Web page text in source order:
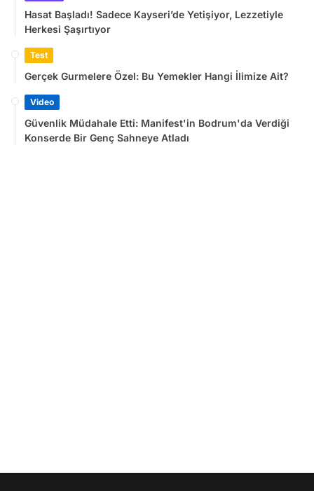
Hasat Başladı! Sadece Kayseri’de Yetişiyor, Lezzetiyle
Herkesi Şaşırtıyor
Test
Gerçek Gurmelere Özel: Bu Yemekler Hangi İlimize Ait?
Video
Güvenlik Müdahale Etti: Manifest'in Bodrum'da Verdiği
Konserde Bir Genç Sahneye Atladı